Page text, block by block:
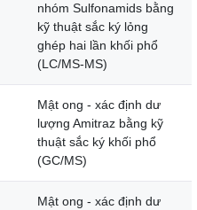
nhóm Sulfonamids bằng
kỹ thuật sắc ký lỏng
ghép hai lần khối phổ
(LC/MS-MS)
Mật ong - xác định dư
lượng Amitraz bằng kỹ
thuật sắc ký khối phổ
(GC/MS)
Mật ong - xác định dư